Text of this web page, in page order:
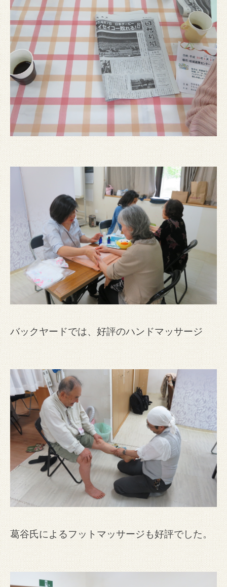
バックヤードでは、好評のハンドマッサージ
葛谷氏によるフットマッサージも好評でした。